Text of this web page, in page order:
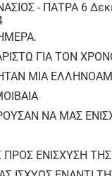
- ΠΑΤΡΑ 6
ΓΙΑ ΤΟΝ
ΜΙΑ
ΝΑ ΜΑΣ
ΠΡΟΣ ΕΝΙΣΧΥΣΗ ΤΗΣ